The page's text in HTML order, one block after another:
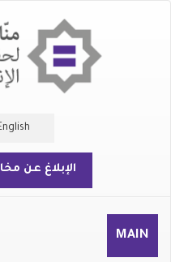
الإبلاغ عن
MAIN